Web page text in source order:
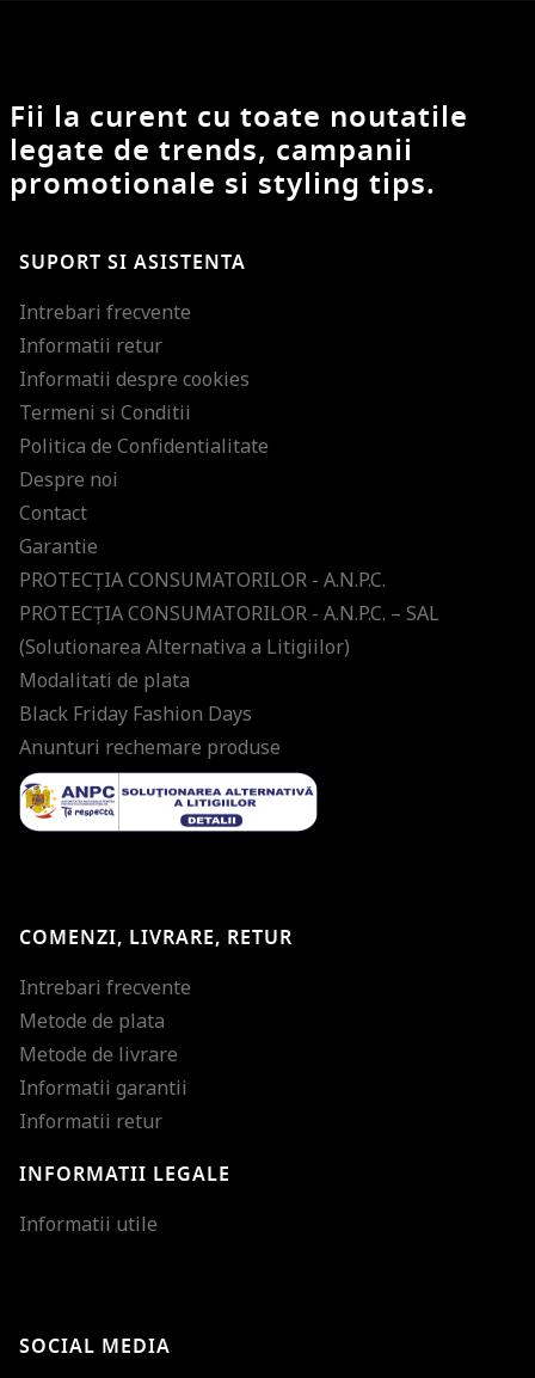
Fii la curent cu toate noutatile
legate de trends, campanii
promotionale si styling tips.
SUPORT SI ASISTENTA
Intrebari frecvente
Informatii retur
Informatii despre cookies
Termeni si Conditii
Politica de Confidentialitate
Despre noi
Contact
Garantie
PROTECŢIA CONSUMATORILOR - A.N.P.C.
PROTECŢIA CONSUMATORILOR - A.N.P.C. – SAL
(Solutionarea Alternativa a Litigiilor)
Modalitati de plata
Black Friday Fashion Days
Anunturi rechemare produse
COMENZI, LIVRARE, RETUR
Intrebari frecvente
Metode de plata
Metode de livrare
Informatii garantii
Informatii retur
INFORMATII LEGALE
Informatii utile
SOCIAL MEDIA